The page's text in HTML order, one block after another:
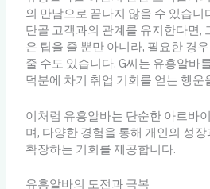
의 만남으로 끝나지 않을 수 있습니
단골 고객과의 관계를 유지한다면,
은 팁을 줄 뿐만 아니라, 필요한 경
줄 수도 있습니다. G씨는 유흥알바
덕분에 차기 취업 기회를 얻는 행운
이처럼 유흥알바는 단순한 아르바
며, 다양한 경험을 통해 개인의 성
확장하는 기회를 제공합니다.
유흥알바의 도전과 극복